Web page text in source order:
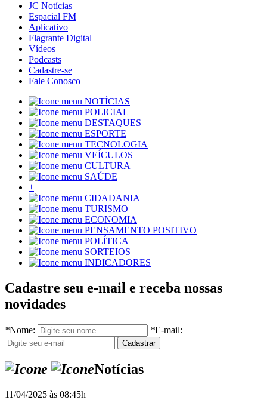
JC Notícias
Espacial FM
Aplicativo
Flagrante Digital
Vídeos
Podcasts
Cadastre-se
Fale Conosco
NOTÍCIAS
POLICIAL
DESTAQUES
ESPORTE
TECNOLOGIA
VEÍCULOS
CULTURA
SAÚDE
+
CIDADANIA
TURISMO
ECONOMIA
PENSAMENTO POSITIVO
POLÍTICA
SORTEIOS
INDICADORES
Cadastre seu e-mail e receba nossas
novidades
*Nome: *E-mail:
Notícias
11/04/2025 às 08:45h